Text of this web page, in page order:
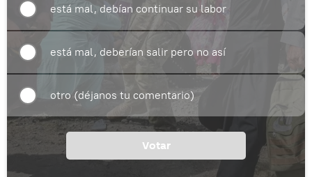
está mal, debían continuar su labor
está mal, deberían salir pero no así
otro (déjanos tu comentario)
Votar